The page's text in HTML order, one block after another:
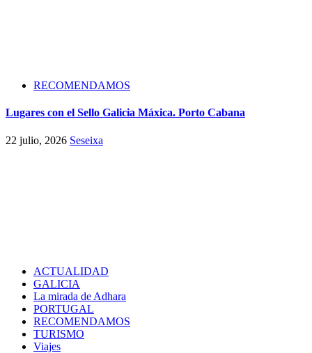
RECOMENDAMOS
Lugares con el Sello Galicia Máxica. Porto Cabana
22 julio, 2026 Seseixa
ACTUALIDAD
GALICIA
La mirada de Adhara
PORTUGAL
RECOMENDAMOS
TURISMO
Viajes